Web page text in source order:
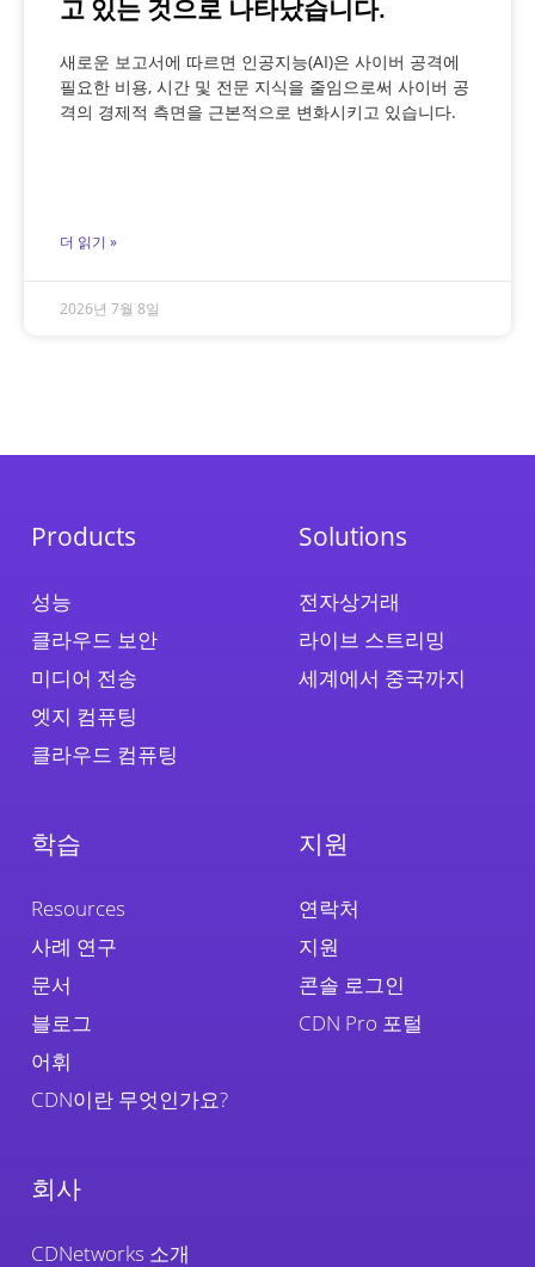
고 있는 것으로 나타났습니다.
새로운 보고서에 따르면 인공지능(AI)은 사이버 공격에
필요한 비용, 시간 및 전문 지식을 줄임으로써 사이버 공
격의 경제적 측면을 근본적으로 변화시키고 있습니다.
더 읽기 »
2026년 7월 8일
Products
성능
클라우드 보안
미디어 전송
엣지 컴퓨팅
클라우드 컴퓨팅
Solutions
전자상거래
라이브 스트리밍
세계에서 중국까지
학습
Resources
사례 연구
문서
블로그
어휘
CDN이란 무엇인가요?
지원
연락처
지원
콘솔 로그인
CDN Pro 포털
회사
CDNetworks 소개